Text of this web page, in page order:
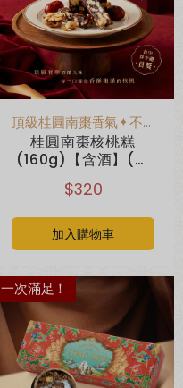
頂級桂圓南棗香氣✦不甜不膩不黏牙
桂圓南棗核桃糕
(160g)【含酒】(無
附提袋)
$320
加入購物車
一次滿足！